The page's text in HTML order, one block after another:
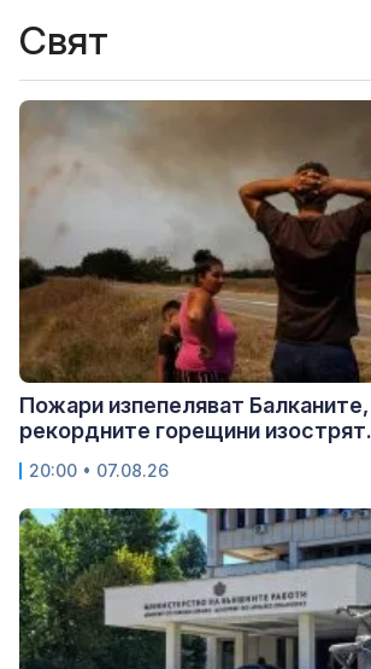
Свят
Пожари изпепеляват Балканите,
рекордните горещини
20:00 • 07.08.26